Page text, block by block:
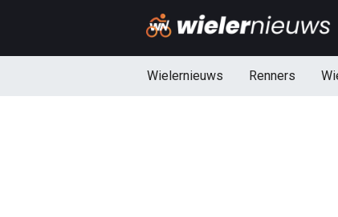
Wielernieuws Renners